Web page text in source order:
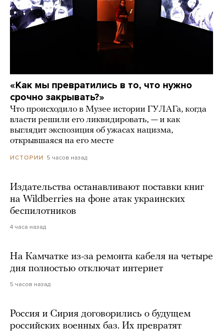
«Как мы превратились в то, что нужно
срочно закрывать?»
Что происходило в Музее истории ГУЛАГа, когда
власти решили его ликвидировать, — и как
выглядит экспозиция об ужасах нацизма,
открывшаяся на его месте
ИСТОРИИ 5 часов назад
Издательства останавливают поставки книг
на Wildberries на фоне атак украинских
беспилотников
4 часа назад
На Камчатке из-за ремонта кабеля на четыре
дня полностью отключат интернет
5 часов назад
Россия и Сирия договорились о будущем
российских военных баз. Их превратят